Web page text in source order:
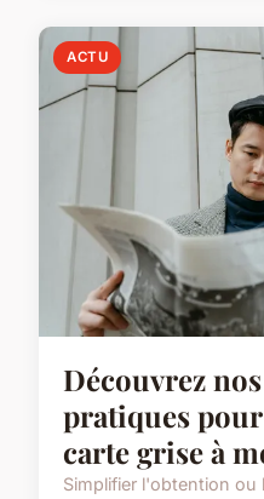
ACTU
Découvrez
pratiques
carte grise à
Simplifier l'obtention